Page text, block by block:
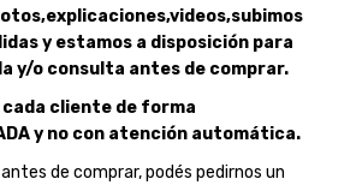
y estamos a disposición para
y/o consulta antes de comprar.
cliente de forma
y no con atención automática.
de comprar, podés pedirnos un